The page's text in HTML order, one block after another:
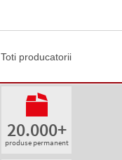
Toti producatorii
20.000+
produse permanent